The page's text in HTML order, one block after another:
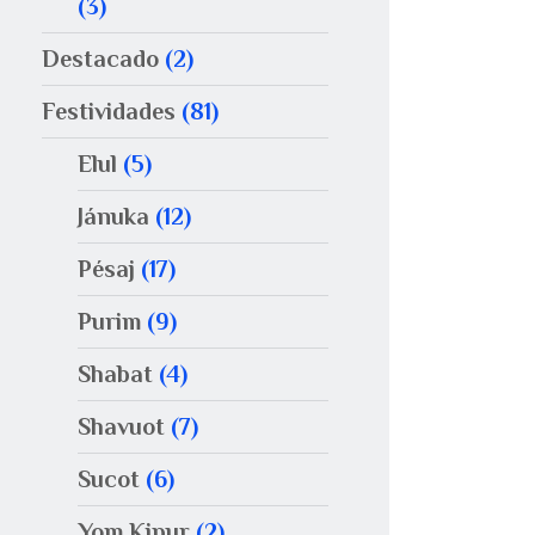
(3)
Destacado (2)
Festividades (81)
Elul (5)
Jánuka (12)
Pésaj (17)
Purim (9)
Shabat (4)
Shavuot (7)
Sucot (6)